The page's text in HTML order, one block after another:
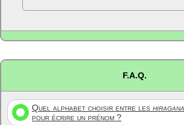
F.A.Q.
Quel alphabet choisir entre les hiragana
pour écrire un prénom ?